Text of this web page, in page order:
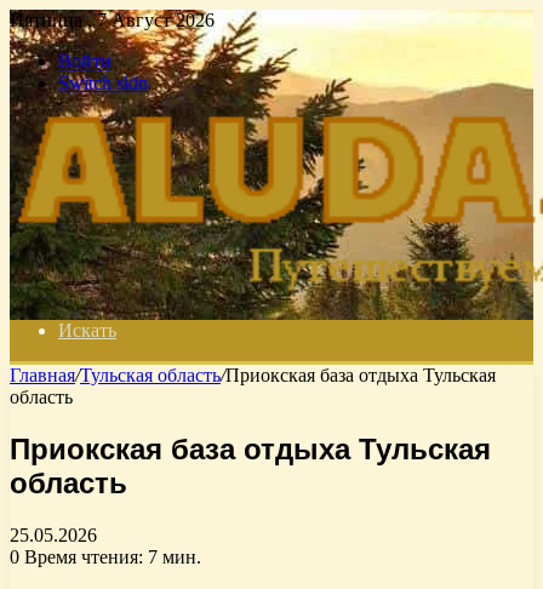
Пятница , 7 Август 2026
Войти
Switch skin
Искать
Главная/Тульская область/Приокская база отдыха Тульская
область
Приокская база отдыха Тульская
область
25.05.2026
0 Время чтения: 7 мин.